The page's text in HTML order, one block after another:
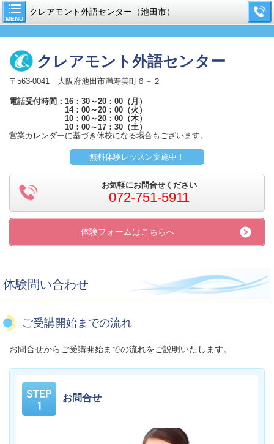
MENU
クレアモント外語センター（池田市）
クレアモント外語センター
〒563-0041 大阪府池田市満寿美町６－２
電話受付時間：16：30～20：00（月）
14：00～20：00（火）
10：00～20：00（木）
10：00～17：30（土）
営業カレンダーに基づき休校になる場合もございます。
無料体験レッスン実施中！
お気軽にお問合せください
072-751-5911
体験フォームはこちらへ
体験問い合わせ
ご受講開始までの流れ
お問合せからご受講開始までの流れをご説明いたします。
お問合せ